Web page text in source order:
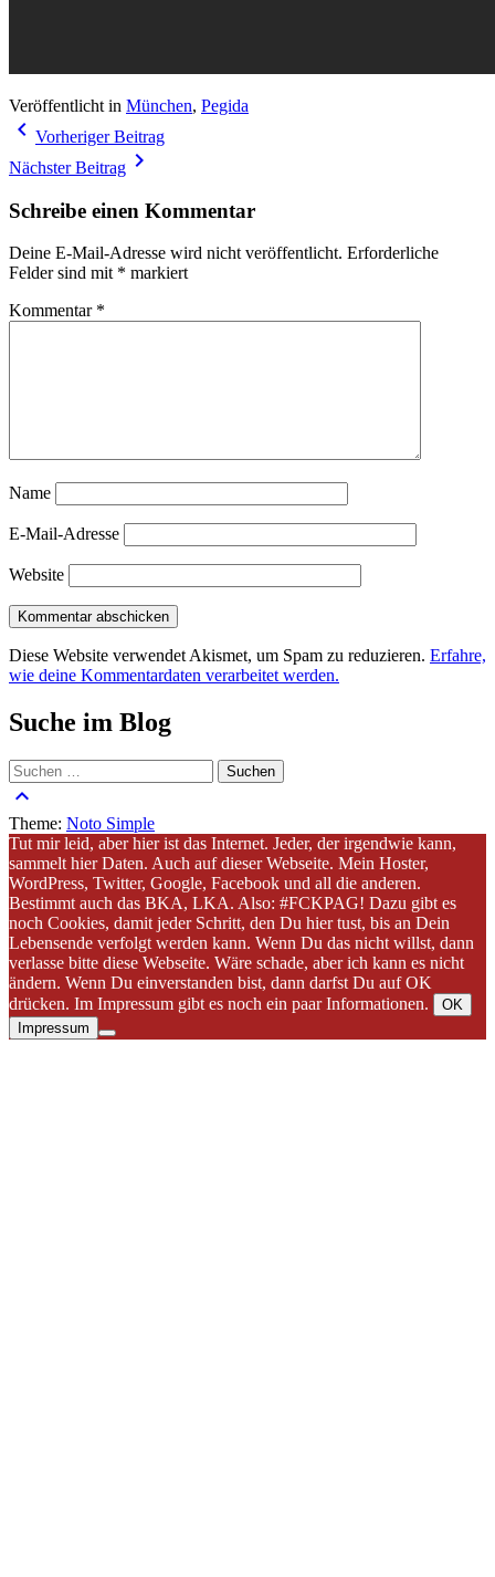
Veröffentlicht in München, Pegida
Beitragsnavigation
navigate_before Vorheriger Beitrag
Nächster Beitrag navigate_next
Schreibe einen Kommentar
Deine E-Mail-Adresse wird nicht veröffentlicht. Erforderliche
Felder sind mit * markiert
Kommentar *
Name
E-Mail-Adresse
Website
Diese Website verwendet Akismet, um Spam zu reduzieren. Erfahre,
wie deine Kommentardaten verarbeitet werden.
Suche im Blog
Suchen
nach:
keyboard_arrow_up
Theme: Noto Simple
Tut mir leid, aber hier ist das Internet. Jeder, der irgendwie kann,
sammelt hier Daten. Auch auf dieser Webseite. Mein Hoster,
WordPress, Twitter, Google, Facebook und all die anderen.
Bestimmt auch das BKA, LKA. Also: #FCKPAG! Dazu gibt es
noch Cookies, damit jeder Schritt, den Du hier tust, bis an Dein
Lebensende verfolgt werden kann. Wenn Du das nicht willst, dann
verlasse bitte diese Webseite. Wäre schade, aber ich kann es nicht
ändern. Wenn Du einverstanden bist, dann darfst Du auf OK
drücken. Im Impressum gibt es noch ein paar Informationen.
OK
Impressum